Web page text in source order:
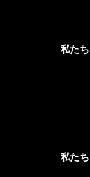
私た
私た